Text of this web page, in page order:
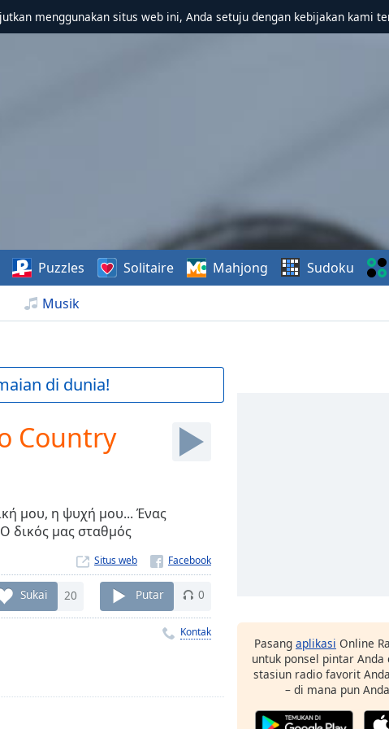
menggunakan situs web ini, Anda setuju dengan kebijakan kami
Musik
Puzzles Solitaire Mahjong Sudoku
di dunia!
Country
μου, η ψυχή μου... Ένας
δικός μας σταθμός
Situs web
Sukai 20 Putar 0
Kontak
Pasang aplikasi Online
untuk ponsel pintar Anda
stasiun radio favorit
– di mana pun